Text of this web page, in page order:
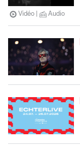
Vidéo Audio